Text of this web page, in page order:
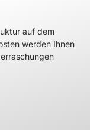
auf dem
werden Ihnen